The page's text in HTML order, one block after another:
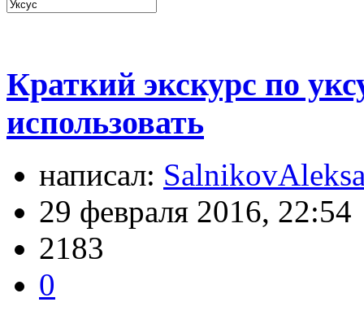
Краткий экскурс по
использовать
написал:
29 февраля 2016, 22:54
2183
0